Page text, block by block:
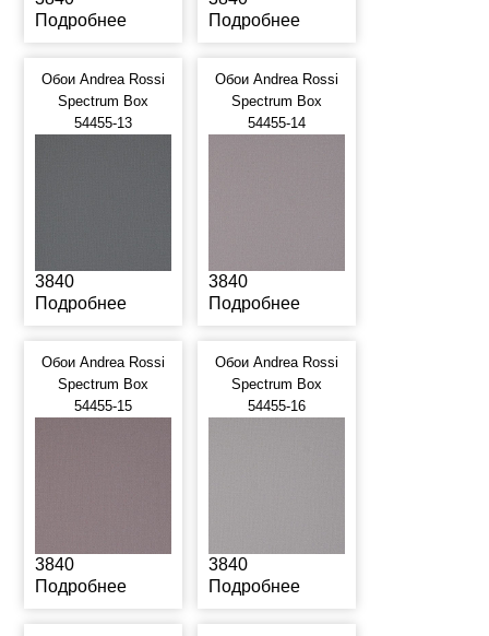
Подробнее
Подробнее
Обои Andrea Rossi
Spectrum Box
54455-13
3840
Подробнее
Обои Andrea Rossi
Spectrum Box
54455-14
3840
Подробнее
Обои Andrea Rossi
Spectrum Box
54455-15
3840
Подробнее
Обои Andrea Rossi
Spectrum Box
54455-16
3840
Подробнее